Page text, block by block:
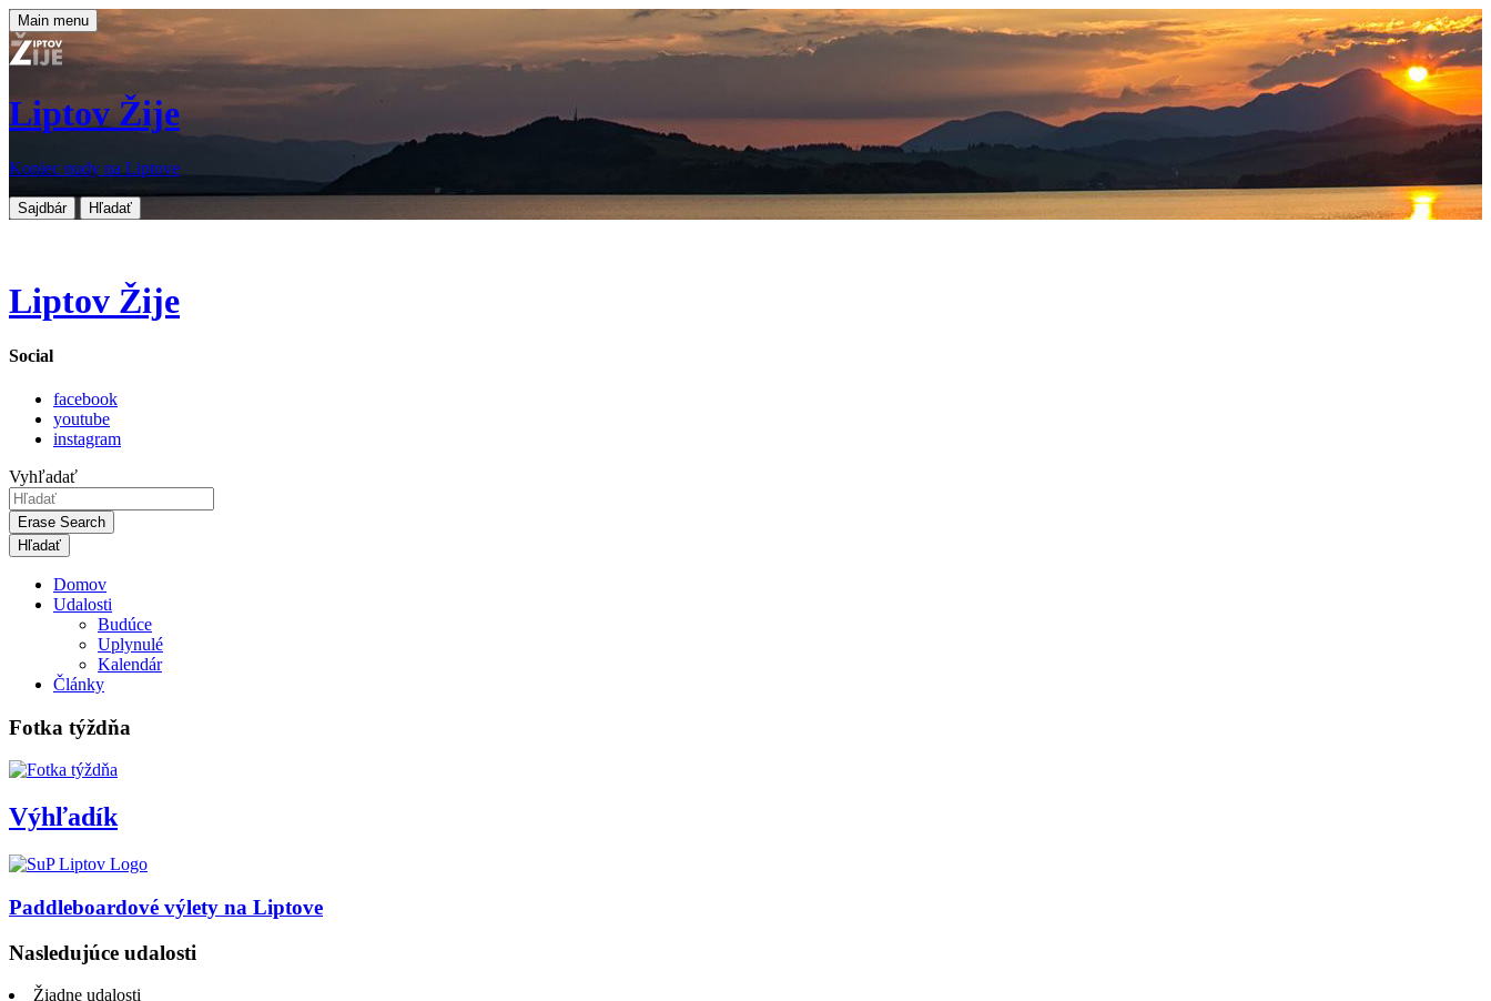
Main menu
Liptov Žije
Koniec nudy na Liptove
Sajdbár Hľadať
Liptov Žije
Social
facebook
youtube
instagram
Vyhľadať
Erase Search
Domov
Udalosti
Budúce
Uplynulé
Kalendár
Články
Fotka týždňa
Výhľadík
Paddleboardové výlety na Liptove
Nasledujúce udalosti
Žiadne udalosti